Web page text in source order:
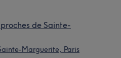
de Sainte-
Marguerite, Paris